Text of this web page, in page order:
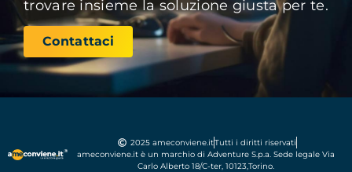
trovare insieme la soluzione giusta per te.
Contattaci
2025 ameconviene.itTutti i diritti riservati
ameconviene.it è un marchio di Adventure S.p.a. Sede legale Via
Carlo Alberto 18/C-ter, 10123,Torino.